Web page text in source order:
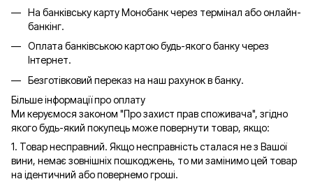
На банківську карту Монобанк через термінал або онлайн-
банкінг.
Оплата банківською картою будь-якого банку через
Інтернет.
Безготівковий переказ на наш рахунок в банку.
Більше інформації про оплату
Ми керуємося законом "Про захист прав споживача", згідно
якого будь-який покупець може повернути товар, якщо:
1. Товар несправний. Якщо несправність сталася не з Вашої
вини, немає зовнішніх пошкоджень, то ми замінимо цей товар
на ідентичний або повернемо гроші.